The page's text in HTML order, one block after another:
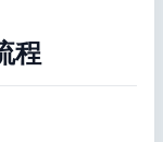
程